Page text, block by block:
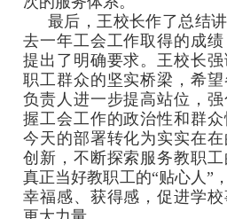
最后，王校长作了总结
去一年工会工作取得的成
提出了明确要求。王校长
职工群众的坚实桥梁，希
负责人进一步提高站位，
握工会工作的政治性和群
今天的部署转化为实实在
创新，不断探索服务教职工
真正当好教职工的“贴心人”
幸福感、获得感，促进学